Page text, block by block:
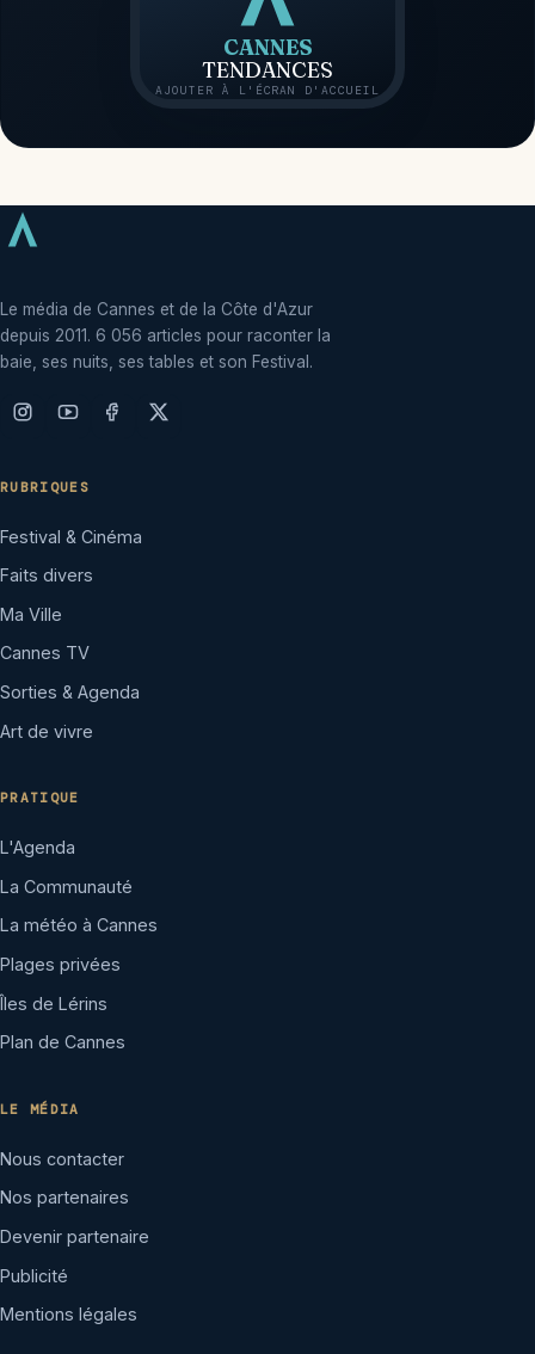
CANNES
TENDANCES
AJOUTER À L'ÉCRAN D'ACCUEIL
Le média de Cannes et de la Côte d'Azur
depuis 2011. 6 056 articles pour raconter la
baie, ses nuits, ses tables et son Festival.
RUBRIQUES
Festival & Cinéma
Faits divers
Ma Ville
Cannes TV
Sorties & Agenda
Art de vivre
PRATIQUE
L'Agenda
La Communauté
La météo à Cannes
Plages privées
Îles de Lérins
Plan de Cannes
LE MÉDIA
Nous contacter
Nos partenaires
Devenir partenaire
Publicité
Mentions légales